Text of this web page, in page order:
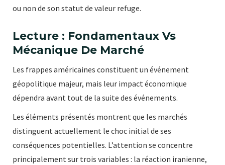
ou non de son statut de valeur refuge.
Lecture : Fondamentaux Vs
Mécanique De Marché
Les frappes américaines constituent un événement
géopolitique majeur, mais leur impact économique
dépendra avant tout de la suite des événements.
Les éléments présentés montrent que les marchés
distinguent actuellement le choc initial de ses
conséquences potentielles. L’attention se concentre
principalement sur trois variables : la réaction iranienne,